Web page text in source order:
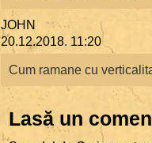
JOHN
20.12.2018. 11:20
Cum ramane cu
Lasă un